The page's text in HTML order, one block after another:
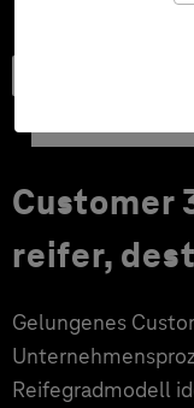
Customer
reifer,
Gelungenes
Reifegradmodell